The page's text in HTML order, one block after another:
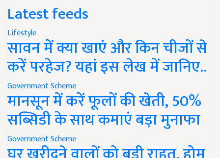
Latest feeds
Lifestyle
सावन में क्या खाएं और किन चीजों से
करें परहेज? यहां इस लेख में जानिए..
Government Scheme
मानसून में करें फूलों की खेती, 50%
सब्सिडी के साथ कमाएं बड़ा मुनाफा
Government Scheme